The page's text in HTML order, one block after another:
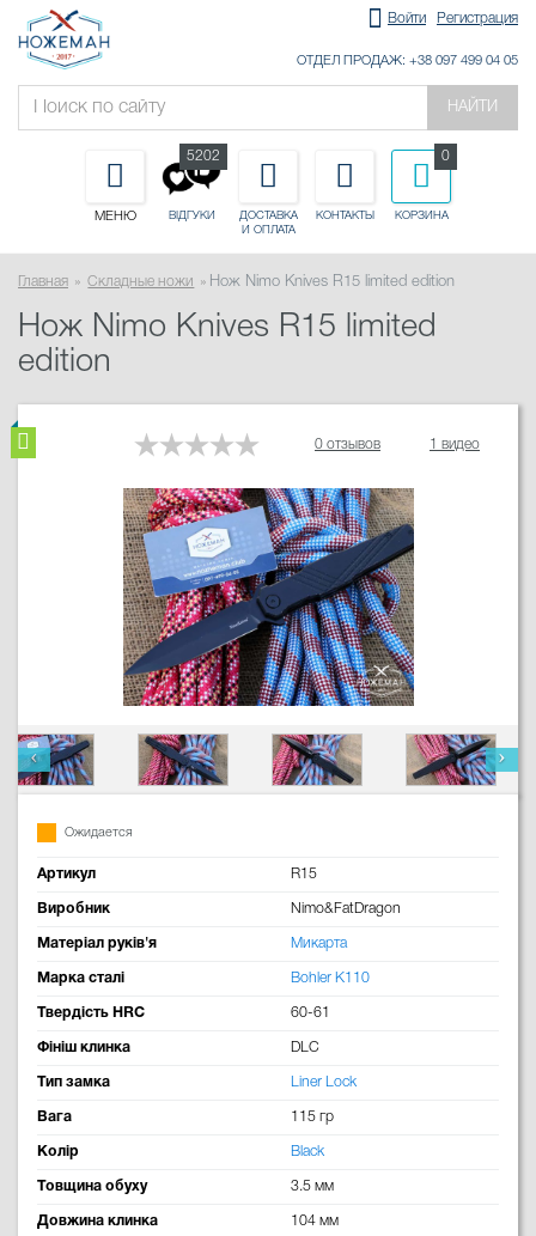
Войти Регистрация
ОТДЕЛ ПРОДАЖ: +38 097 499 04 05
НАЙТИ
МЕНЮ ВІДГУКИ
5202
ДОСТАВКА
И ОПЛАТА
КОНТАКТЫ КОРЗИНА
0
Главная Складные ножи Нож Nimo Knives R15 limited edition
Нож Nimo Knives R15 limited
edition
0 отзывов 1 видео
Ожидается
Артикул R15
Виробник Nimo&FatDragon
Матеріал руків'я Микарта
Марка сталі Bohler K110
Твердість HRC 60-61
Фініш клинка DLC
Тип замка Liner Lock
Вага 115 гр
Колір Black
Товщина обуху 3.5 мм
Довжина клинка 104 мм